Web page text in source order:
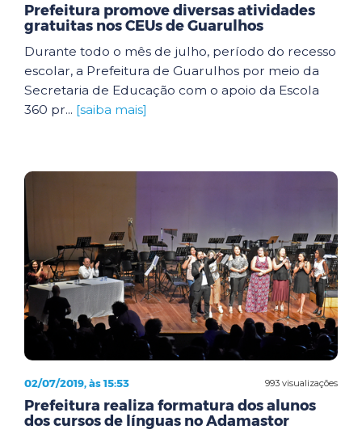
Prefeitura promove diversas atividades
gratuitas nos CEUs de Guarulhos
Durante todo o mês de julho, período do recesso
escolar, a Prefeitura de Guarulhos por meio da
Secretaria de Educação com o apoio da Escola
360 pr... [saiba mais]
993 visualizações
02/07/2019, às 15:53
Prefeitura realiza formatura dos alunos
dos cursos de línguas no Adamastor